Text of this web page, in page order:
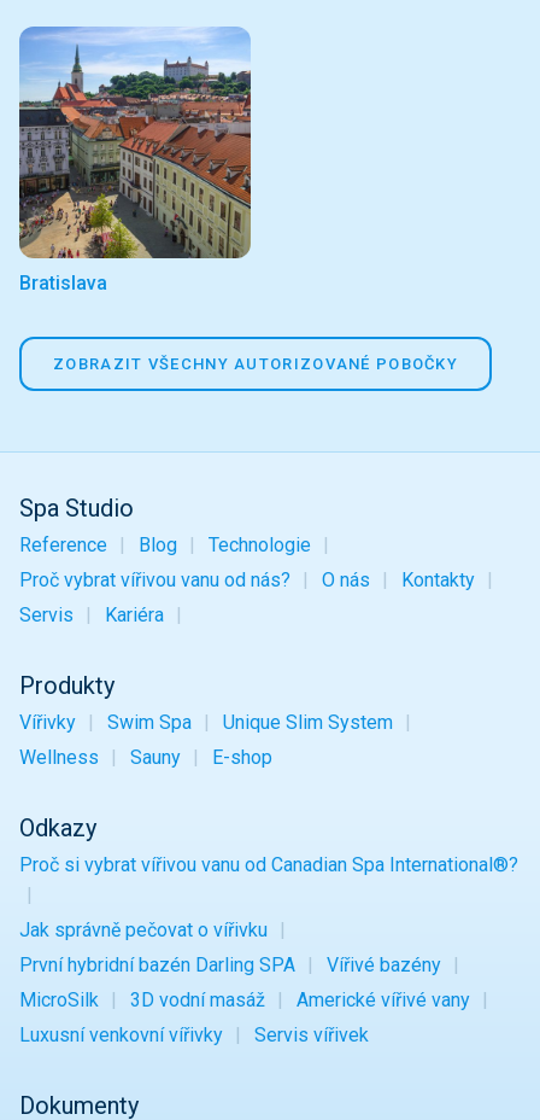
Bratislava
ZOBRAZIT VŠECHNY AUTORIZOVANÉ POBOČKY
Spa Studio
Reference Blog
Technologie
Proč vybrat vířivou vanu od nás?
O nás
Kontakty
Servis
Kariéra
Produkty
Vířivky Swim Spa
Unique Slim System
Wellness
Sauny E-shop
Odkazy
Proč si vybrat vířivou vanu od Canadian Spa International®?
Jak správně pečovat o vířivku
První hybridní bazén Darling SPA
Vířivé bazény
MicroSilk
3D vodní masáž
Americké vířivé vany
Luxusní venkovní vířivky
Servis vířivek
Dokumenty